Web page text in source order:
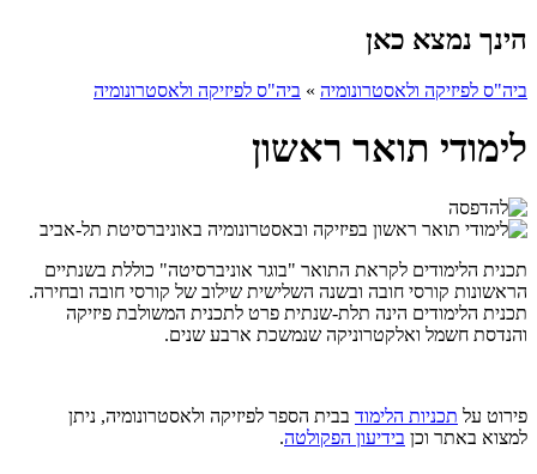
הינך נמצא כאן
ביה"ס לפיזיקה ולאסטרונומיה » ביה"ס לפיזיקה ולאסטרונומיה
לימודי תואר ראשון
תכנית הלימודים לקראת התואר "בוגר אוניברסיטה" כוללת בשנתיים
הראשונות קורסי חובה ובשנה השלישית שילוב של קורסי חובה ובחירה.
תכנית הלימודים הינה תלת-שנתית פרט לתכנית המשולבת פיזיקה
והנדסת חשמל ואלקטרוניקה שנמשכת ארבע שנים.
פירוט על תכניות הלימוד בבית הספר לפיזיקה ולאסטרונומיה, ניתן
למצוא באתר וכן בידיעון הפקולטה.